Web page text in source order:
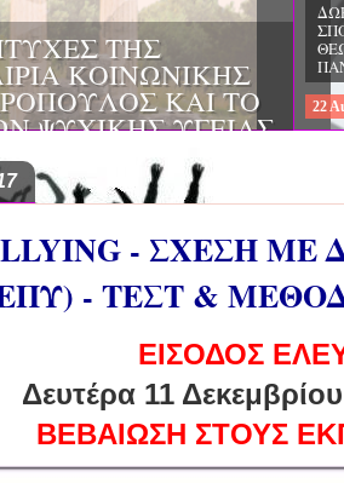
& ΔΙΛΗΜΜΑΤΑ
O
ΕΛΛΑΔΟΣ ΚΑΙ
ΠΑΘΟΛΟΓΙΚΕΣ
22
- ΣΧΕΣΗ ΜΕ
- ΤΕΣΤ &
ΕΙΣΟΔΟΣ
Δευτέρα 11
ΒΕΒΑΙΩΣΗ ΣΤΟΥΣ